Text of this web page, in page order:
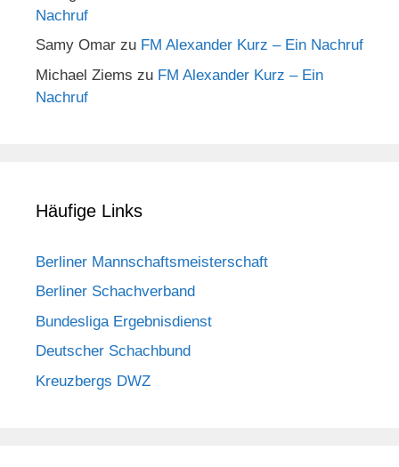
Nachruf
Samy Omar zu FM Alexander Kurz – Ein Nachruf
Michael Ziems zu FM Alexander Kurz – Ein
Nachruf
Häufige Links
Berliner Mannschaftsmeisterschaft
Berliner Schachverband
Bundesliga Ergebnisdienst
Deutscher Schachbund
Kreuzbergs DWZ